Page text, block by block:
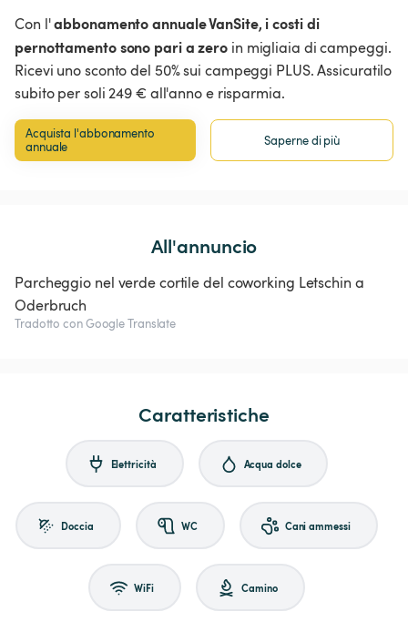
Con l'abbonamento annuale VanSite, i costi di
pernottamento sono pari a zero in migliaia di campeggi.
Ricevi uno sconto del 50% sui campeggi PLUS. Assicuratilo
subito per soli 249 € all'anno e risparmia.
Acquista l'abbonamento
annuale
Saperne di più
All'annuncio
Parcheggio nel verde cortile del coworking Letschin a
Oderbruch
Tradotto con Google Translate
Caratteristiche
Elettricità Acqua dolce
Doccia WC Cani ammessi
WiFi Camino